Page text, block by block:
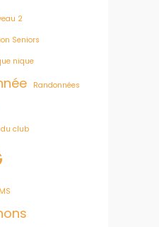
2
Seniors
nique
Randonnées
club